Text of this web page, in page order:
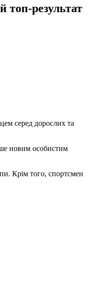
топ-результат
серед дорослих та
новим особистим
Крім того, спортсмен